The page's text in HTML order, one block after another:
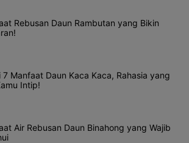
Rebusan Daun Rambutan yang Bikin
7 Manfaat Daun Kaca Kaca, Rahasia yang
Intip!
Air Rebusan Daun Binahong yang Wajib